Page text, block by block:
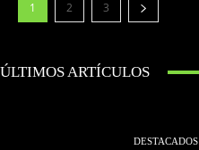
1 2 3
ÚLTIMOS ARTÍCULOS
DESTACADOS